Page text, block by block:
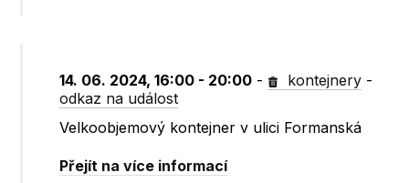
14. 06. 2024, 16:00 - 20:00 - kontejnery -
odkaz na událost
Velkoobjemový kontejner v ulici Formanská
Přejít na více informací